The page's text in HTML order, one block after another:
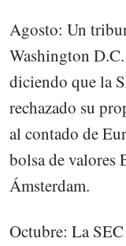
Agosto: Un
Washington
diciendo que la
rechazado su
al contado de
bolsa de valores
Ámsterdam.
Octubre: La